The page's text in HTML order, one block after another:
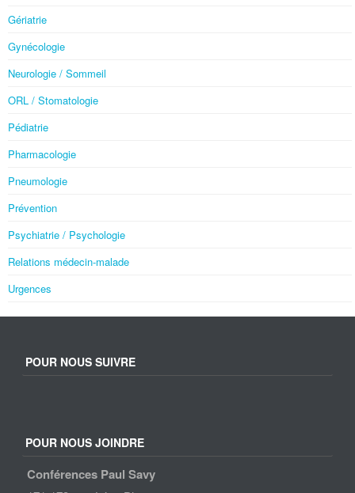
Gériatrie
Gynécologie
Neurologie / Sommeil
ORL / Stomatologie
Pédiatrie
Pharmacologie
Pneumologie
Prévention
Psychiatrie / Psychologie
Relations médecin-malade
Urgences
POUR NOUS SUIVRE
POUR NOUS JOINDRE
Conférences Paul Savy